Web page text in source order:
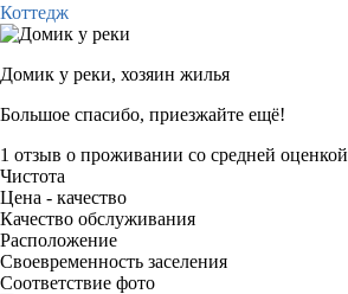
Коттедж
Домик у реки, хозяин жилья
Большое спасибо, приезжайте ещё!
1 отзыв о проживании со средней оценкой
Чистота
Цена - качество
Качество обслуживания
Расположение
Своевременность заселения
Соответствие фото